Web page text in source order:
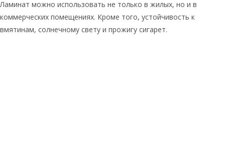
Ламинат можно использовать не только в жилых, но и в
коммерческих помещениях. Кроме того, устойчивость к
вмятинам, солнечному свету и прожигу сигарет.